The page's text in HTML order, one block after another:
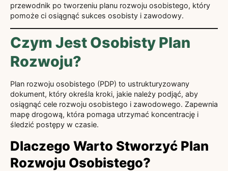
przewodnik po tworzeniu planu rozwoju osobistego, który
pomoże ci osiągnąć sukces osobisty i zawodowy.
Czym Jest Osobisty Plan
Rozwoju?
Plan rozwoju osobistego (PDP) to ustrukturyzowany
dokument, który określa kroki, jakie należy podjąć, aby
osiągnąć cele rozwoju osobistego i zawodowego. Zapewnia
mapę drogową, która pomaga utrzymać koncentrację i
śledzić postępy w czasie.
Dlaczego Warto Stworzyć Plan
Rozwoju Osobistego?